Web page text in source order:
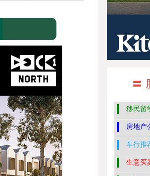
〓
移民留
房地产
车行推
生意买